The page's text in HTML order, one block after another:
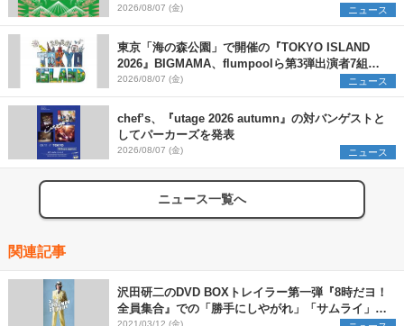
発表
2026/08/07 (金) ニュース
東京「海の森公園」で開催の『TOKYO ISLAND
2026』BIGMAMA、flumpoolら第3弾出演者7組を
発表 ワークショップ・アート出展者を募集
2026/08/07 (金) ニュース
chef’s、『utage 2026 autumn』の対バンゲストと
してパーカーズを発表
2026/08/07 (金) ニュース
ニュース一覧へ
関連記事
沢田研二のDVD BOXトレイラー第一弾『8時だヨ！
全員集合』での「勝手にしやがれ」「サムライ」な
2021/03/12 (金)